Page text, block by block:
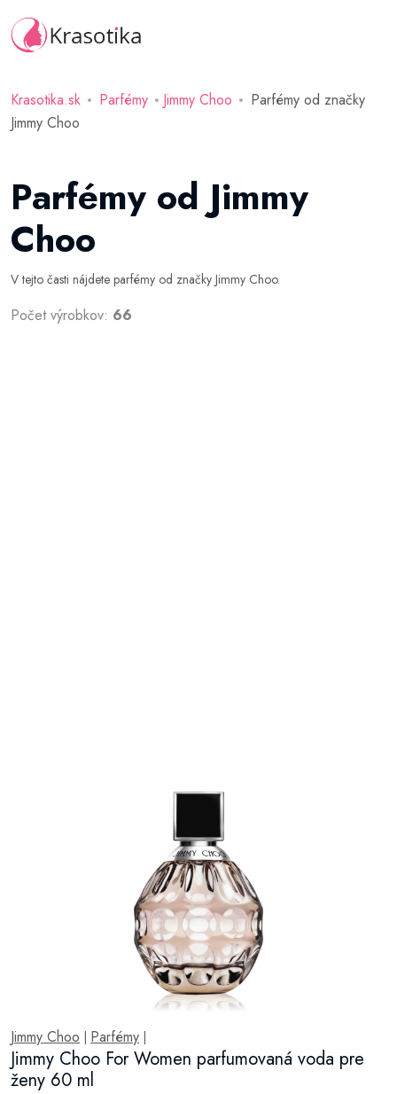
Krasotika.sk Parfémy Jimmy Choo
Parfémy od značky
Jimmy Choo
Parfémy od Jimmy
Choo
V tejto časti nájdete parfémy od značky Jimmy Choo.
Počet výrobkov: 66
Jimmy Choo Parfémy
Jimmy Choo For Women parfumovaná voda pre
ženy 60 ml